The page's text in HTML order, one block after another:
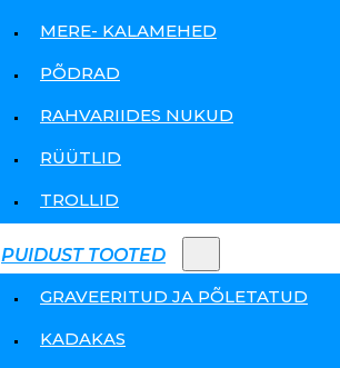
MERE- KALAMEHED
PÕDRAD
RAHVARIIDES NUKUD
RÜÜTLID
TROLLID
PUIDUST TOOTED
GRAVEERITUD JA PÕLETATUD
KADAKAS